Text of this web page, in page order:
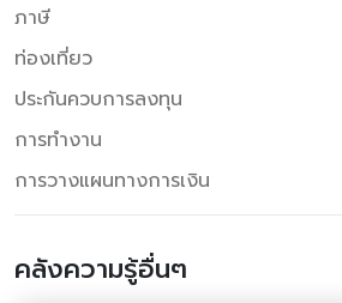
ภาษี
ท่องเที่ยว
ประกันควบการลงทุน
การทำงาน
การวางแผนทางการเงิน
คลังความรู้อื่นๆ